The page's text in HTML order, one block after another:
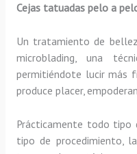
Cejas tatuadas pelo a
Un tratamiento de
microblading, una
permitiéndote lucir más
produce placer,
Prácticamente todo tipo
tipo de procedimiento,